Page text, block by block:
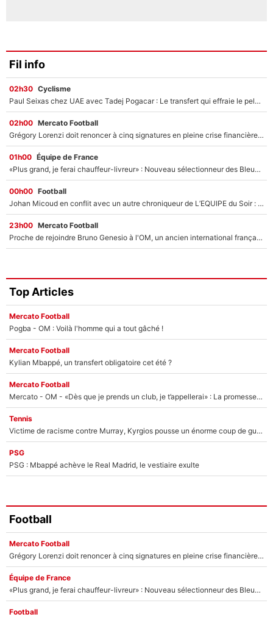
Fil info
02h30 Cyclisme
Paul Seixas chez UAE avec Tadej Pogacar : Le transfert qui effraie le peloton, «c’est la pire des choses qui puisse arriver»
02h00 Mercato Football
Grégory Lorenzi doit renoncer à cinq signatures en pleine crise financière : L’IA propose sept noms à l’OM pour un mercato réussi... à seulement 5M€ !
01h00 Équipe de France
«Plus grand, je ferai chauffeur-livreur» : Nouveau sélectionneur des Bleus, Zinédine Zidane s’était imaginé un avenir très différent lorsqu'il était enfant
00h00 Football
Johan Micoud en conflit avec un autre chroniqueur de L’EQUIPE du Soir : «Pendant un moment, je ne les ai pas remis ensemble dans l'émission»
23h00 Mercato Football
Proche de rejoindre Bruno Genesio à l'OM, un ancien international français va finalement débarquer... sur RMC !
Top Articles
Mercato Football
Pogba - OM : Voilà l'homme qui a tout gâché !
Mercato Football
Kylian Mbappé, un transfert obligatoire cet été ?
Mercato Football
Mercato - OM - «Dès que je prends un club, je t’appellerai» : La promesse de Marcelino au moment de claquer la porte
Tennis
Victime de racisme contre Murray, Kyrgios pousse un énorme coup de gueule !
PSG
PSG : Mbappé achève le Real Madrid, le vestiaire exulte
Football
Mercato Football
Grégory Lorenzi doit renoncer à cinq signatures en pleine crise financière : L’IA propose sept noms à l’OM pour un mercato réussi... à seulement 5M€ !
Équipe de France
«Plus grand, je ferai chauffeur-livreur» : Nouveau sélectionneur des Bleus, Zinédine Zidane s’était imaginé un avenir très différent lorsqu'il était enfant
Football